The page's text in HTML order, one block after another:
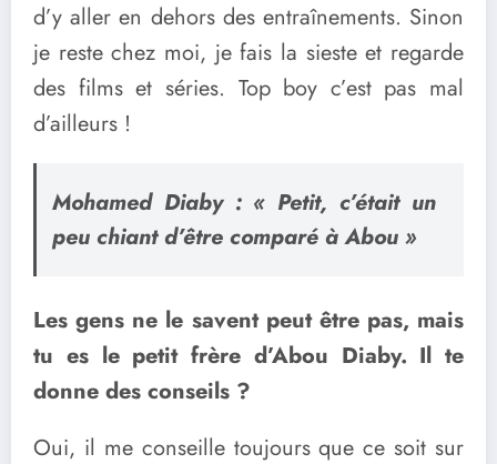
d’y aller en dehors des entraînements. Sinon
je reste chez moi, je fais la sieste et regarde
des films et séries. Top boy c’est pas mal
d’ailleurs !
Mohamed Diaby : « Petit, c’était un
peu chiant d’être comparé à Abou »
Les gens ne le savent peut être pas, mais
tu es le petit frère d’Abou Diaby. Il te
donne des conseils ?
Oui, il me conseille toujours que ce soit sur